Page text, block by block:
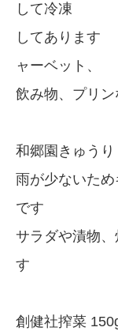
して冷凍
してあります
ャーベット、
飲み物、プリ
和郷園きゅう
雨が少ないた
です
サラダや漬物
す
創健社搾菜